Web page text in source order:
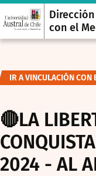
con el
IR A VINCULACIÓN CON
🔴LA
2024 - AL